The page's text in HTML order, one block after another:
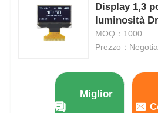
Display 1,3
luminosità
MOQ：1000
Prezzo：
Miglior